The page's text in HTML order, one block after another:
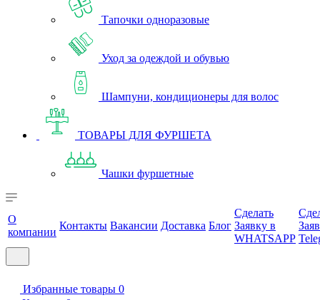
Тапочки одноразовые
Уход за одеждой и обувью
Шампуни, кондиционеры для волос
ТОВАРЫ ДЛЯ ФУРШЕТА
Чашки фуршетные
О
компании
Контакты Вакансии Доставка Блог
Сделать
Заявку в
WHATSAPP
Избранные товары 0